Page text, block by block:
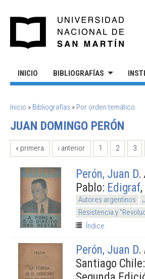
INICIO BIBLIOGRAFÍAS
SE ENCUENTRA USTED AQUÍ
Inicio » Bibliografías » Por orden temático
JUAN DOMINGO PERÓN
PÁGINAS
« primera ‹ anterior 1 2 3
Perón, Juan D.
Pablo: Edigraf
Autores argentinos
Resistencia y
Índice
Perón, Juan D.
Santiago Chile: